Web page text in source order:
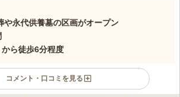
や永代供養墓の区画がオープン
から徒歩6分程度
コメント・口コミを見る